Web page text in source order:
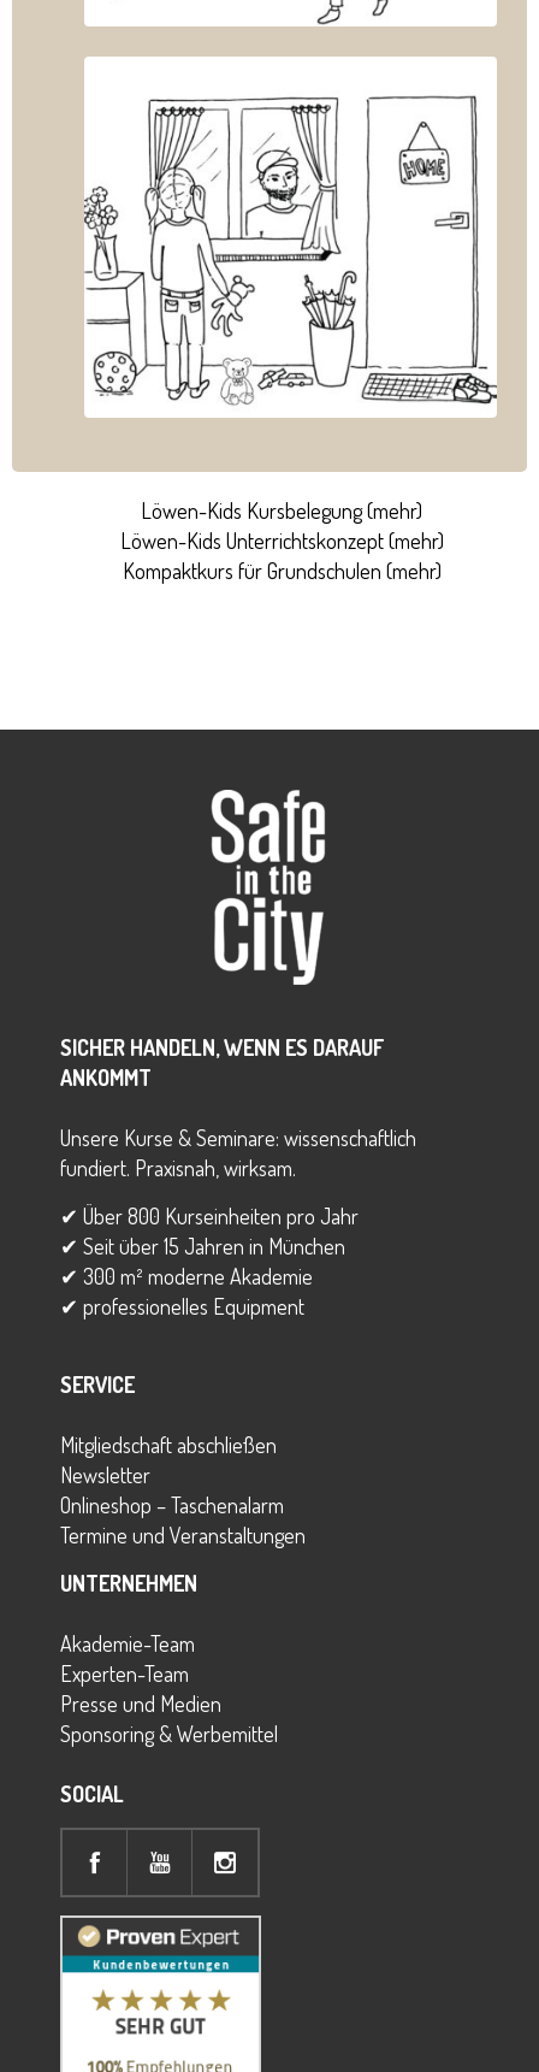
Löwen-Kids Kursbelegung (mehr)
Löwen-Kids Unterrichtskonzept (mehr)
Kompaktkurs für Grundschulen (mehr)
SICHER HANDELN, WENN ES DARAUF
ANKOMMT
Unsere Kurse & Seminare: wissenschaftlich
fundiert. Praxisnah, wirksam.
✔ Über 800 Kurseinheiten pro Jahr
✔ Seit über 15 Jahren in München
✔ 300 m² moderne Akademie
✔ professionelles Equipment
SERVICE
Mitgliedschaft abschließen
Newsletter
Onlineshop – Taschenalarm
Termine und Veranstaltungen
UNTERNEHMEN
Akademie-Team
Experten-Team
Presse und Medien
Sponsoring & Werbemittel
SOCIAL